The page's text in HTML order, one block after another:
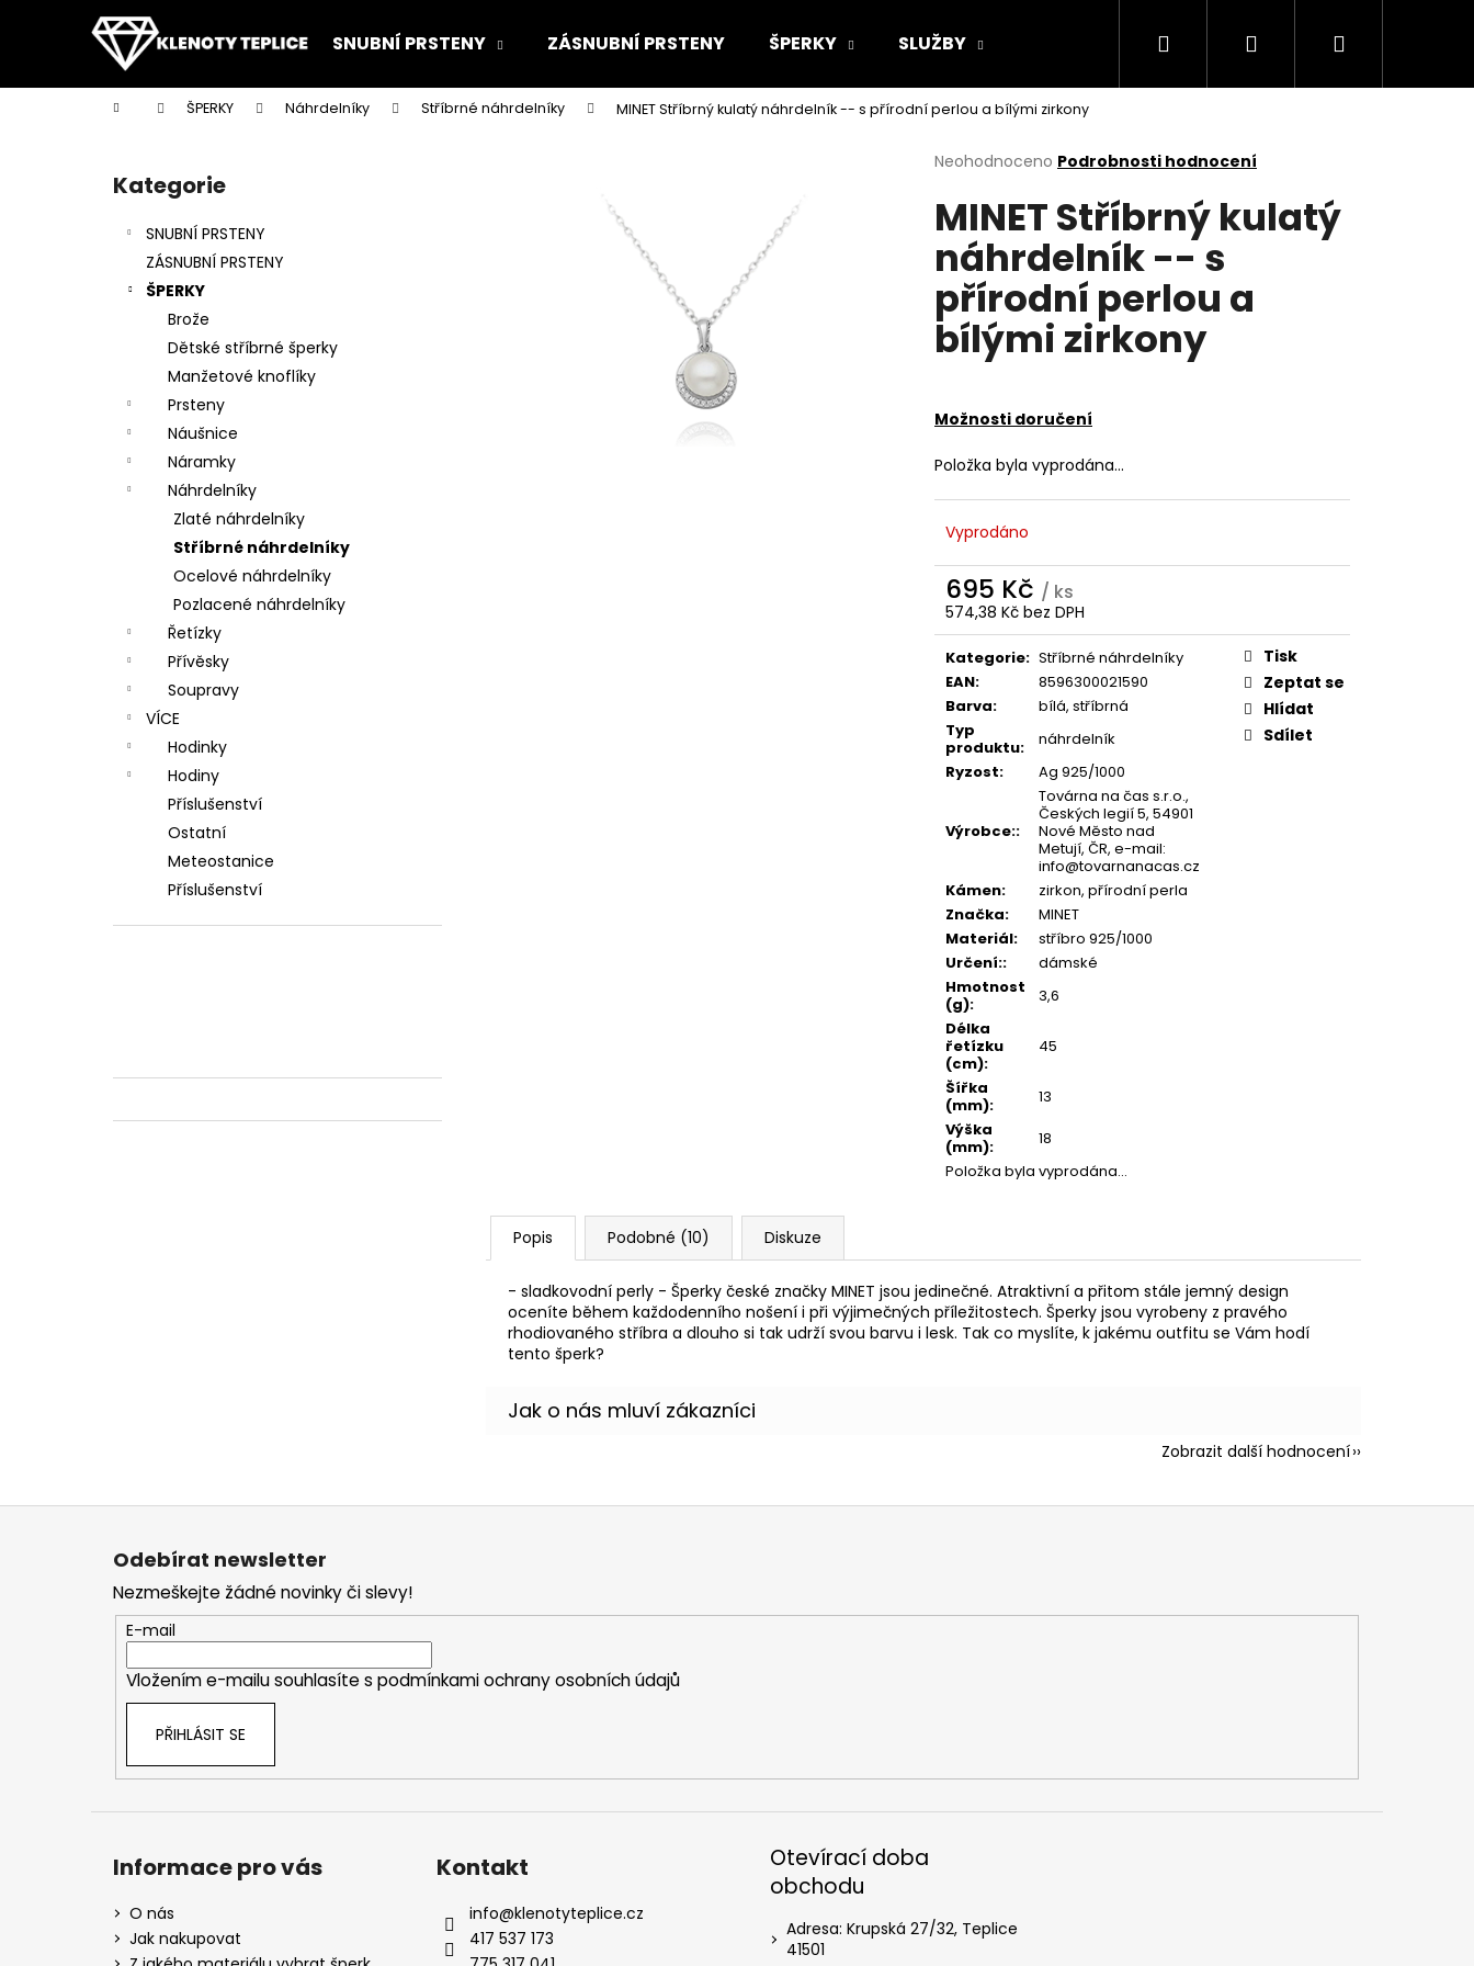
SNUBNÍ PRSTENY ZÁSNUBNÍ PRSTENY ŠPERKY SLUŽBY Hledat PřihlášeníNákupní
Domů ŠPERKY Náhrdelníky Stříbrné náhrdelníky MINET Stříbrný kulatý náhrdelník -- s přírodní perlou a bílými zirkony
Přeskočit
kategorie
Kategorie
SNUBNÍ PRSTENY
ZÁSNUBNÍ PRSTENY
ŠPERKY
Brože
Dětské stříbrné šperky
Manžetové knoflíky
Prsteny
Náušnice
Náramky
Náhrdelníky
Zlaté náhrdelníky
Stříbrné náhrdelníky
Ocelové náhrdelníky
Pozlacené náhrdelníky
Řetízky
Přívěsky
Soupravy
VÍCE
Hodinky
Hodiny
Příslušenství
Ostatní
Meteostanice
Příslušenství
Průměrné
produktu
je
5
hvězdiček.
Neohodnoceno Podrobnosti hodnocení
MINET Stříbrný kulatý
náhrdelník -- s
přírodní perlou a
bílými zirkony
Možnosti doručení
Položka byla vyprodána…
Vyprodáno
695 Kč / ks
574,38 Kč bez DPH
Měrná
cena:
Kategorie: Stříbrné náhrdelníky
EAN:
8596300021590
Barva:
bílá, stříbrná
Typ
produktu:
náhrdelník
Ryzost: Ag 925/1000
Výrobce::
Továrna na čas s.r.o.,
Českých legií 5, 54901
Nové Město nad
Metují, ČR, e-mail:
info@tovarnanacas.cz
Kámen:
zirkon, přírodní perla
Značka:
MINET
Materiál:
stříbro 925/1000
Určení::
dámské
Hmotnost
(g):
3,6
Délka
řetízku
(cm):
45
Šířka
(mm):
13
Výška
(mm):
18
Položka byla vyprodána…
Tisk
Zeptat se
Hlídat
Sdílet
Popis Podobné (10) Diskuze
- sladkovodní perly - Šperky české značky MINET jsou jedinečné. Atraktivní a přitom stále jemný design
oceníte během každodenního nošení i při výjimečných příležitostech. Šperky jsou vyrobeny z pravého
rhodiovaného stříbra a dlouho si tak udrží svou barvu i lesk. Tak co myslíte, k jakému outfitu se Vám hodí
tento šperk?
Zobrazit další hodnocení
í
Zpět
do
Zpět
do
Co potřebujete najít?
Doporučujeme
Z
Odebírat newsletter
Nezmeškejte žádné novinky či slevy!
E-mail
Vložením e-mailu souhlasíte s podmínkami ochrany osobních údajů
PŘIHLÁSIT SE
Informace pro vás
O nás
Jak nakupovat
Kontakt
info@klenotyteplice.cz
417 537 173
Otevírací doba
obchodu
Adresa: Krupská 27/32, Teplice
41501